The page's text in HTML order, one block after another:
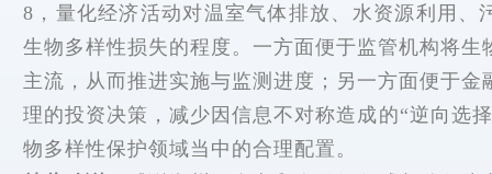
8 ，量化经济活动对温室气体排放、水资源利用、
生物多样性损失的程度。一方面便于监管机构将生
主流，从而推进实施与监测进度；另一方面便于金
理的投资决策，减少因信息不对称造成的“逆向选
物多样性保护领域当中的合理配置。